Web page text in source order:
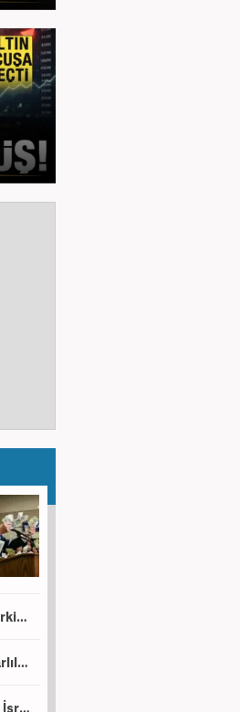
Dev bankadan piyasalara Türkiye mesajı: Yıl sonu faiz indirimi ve tahvil hamlesi gündemde
Geçen yılı dörde katlayan kârlılık! Tüpraş 6 ayda 49,8 milyar TL kâr açıkladı
Almanlardan Volkswagen'in İsrailli Rafael ile üretim planına tepki